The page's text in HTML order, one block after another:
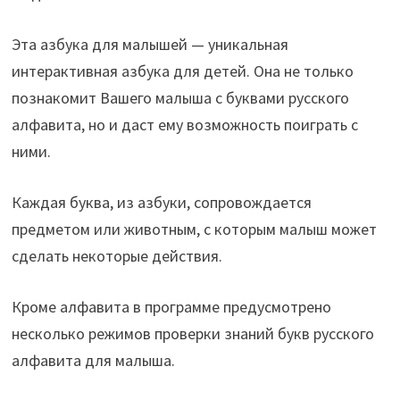
Эта азбука для малышей — уникальная
интерактивная азбука для детей. Она не только
познакомит Вашего малыша с буквами русского
алфавита, но и даст ему возможность поиграть с
ними.
Каждая буква, из азбуки, сопровождается
предметом или животным, с которым малыш может
сделать некоторые действия.
Кроме алфавита в программе предусмотрено
несколько режимов проверки знаний букв русского
алфавита для малыша.